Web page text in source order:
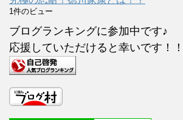
1件のビュー
ブログランキングに参加中です♪
応援していただけると幸いです！！